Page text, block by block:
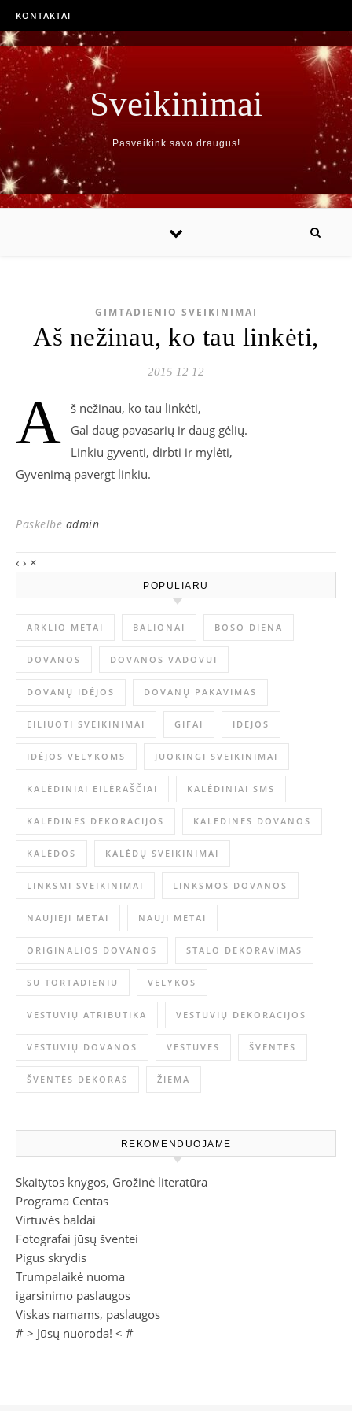
KONTAKTAI
Sveikinimai
Pasveikink savo draugus!
GIMTADIENIO SVEIKINIMAI
Aš nežinau, ko tau linkėti,
2015 12 12
A š nežinau, ko tau linkėti,
Gal daug pavasarių ir daug gėlių.
Linkiu gyventi, dirbti ir mylėti,
Gyvenimą pavergt linkiu.
Paskelbė admin
‹ › ×
POPULIARU
ARKLIO METAI BALIONAI BOSO DIENA
DOVANOS DOVANOS VADOVUI
DOVANŲ IDĖJOS DOVANŲ PAKAVIMAS
EILIUOTI SVEIKINIMAI GIFAI IDĖJOS
IDĖJOS VELYKOMS JUOKINGI SVEIKINIMAI
KALĖDINIAI EILĖRAŠČIAI KALĖDINIAI SMS
KALĖDINĖS DEKORACIJOS KALĖDINĖS DOVANOS
KALĖDOS KALĖDŲ SVEIKINIMAI
LINKSMI SVEIKINIMAI LINKSMOS DOVANOS
NAUJIEJI METAI NAUJI METAI
ORIGINALIOS DOVANOS STALO DEKORAVIMAS
SU TORTADIENIU VELYKOS
VESTUVIŲ ATRIBUTIKA VESTUVIŲ DEKORACIJOS
VESTUVIŲ DOVANOS VESTUVĖS ŠVENTĖS
ŠVENTĖS DEKORAS ŽIEMA
REKOMENDUOJAME
Skaitytos knygos, Grožinė literatūra
Programa Centas
Virtuvės baldai
Fotografai jūsų šventei
Pigus skrydis
Trumpalaikė nuoma
igarsinimo paslaugos
Viskas namams, paslaugos
# > Jūsų nuoroda! < #